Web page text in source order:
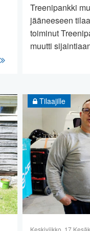
Treenipankki
jääneeseen
toiminut
muutti
Tilaajille